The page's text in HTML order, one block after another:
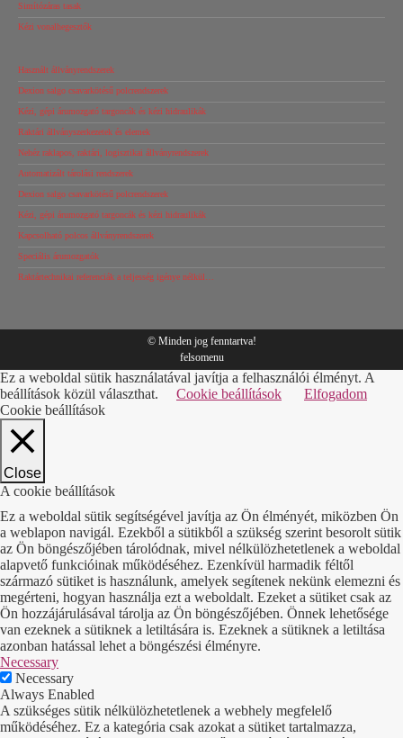
Simítózáras tasak
Kézi vonalhegesztők
Használt állványrendszerek
Dexion salgo csavarkötésű polcrendszerek
Kézi, gépi árumozgató targoncák és kézi hidraulikák
Raktári állványszerkezetek és elemek
Nehéz raklapos, raktári, logisztikai állványrendszerek
Automatizált tárolási rendszerek
Dexion salgo csavarkötésű polcrendszerek
Kézi, gépi árumozgató targoncák és kézi hidraulikák
Kapcsolható polcos állványrendszerek
Speciális árumozgatók
Raktártechnikai referenciák a teljesség igénye nélkül…
© Minden jog fenntartva!
felsomenu
Ez a weboldal sütik használatával javítja a felhasználói élményt. A
beállítások közül választhat.
Cookie beállítások
Elfogadom
Cookie beállítások
Close
A cookie beállítások
Ez a weboldal sütik segítségével javítja az Ön élményét, miközben Ön
a weblapon navigál. Ezekből a sütikből a szükség szerint besorolt sütik
az Ön böngészőjében tárolódnak, mivel nélkülözhetetlenek a weboldal
alapvető funkcióinak működéséhez. Ezenkívül harmadik féltől
származó sütiket is használunk, amelyek segítenek nekünk elemezni és
megérteni, hogyan használja ezt a weboldalt. Ezeket a sütiket csak az
Ön hozzájárulásával tárolja az Ön böngészőjében. Önnek lehetősége
van ezeknek a sütiknek a letiltására is. Ezeknek a sütiknek a letiltása
azonban hatással lehet a böngészési élményre.
Necessary
Necessary
Always Enabled
A szükséges sütik nélkülözhetetlenek a webhely megfelelő
működéséhez. Ez a kategória csak azokat a sütiket tartalmazza,